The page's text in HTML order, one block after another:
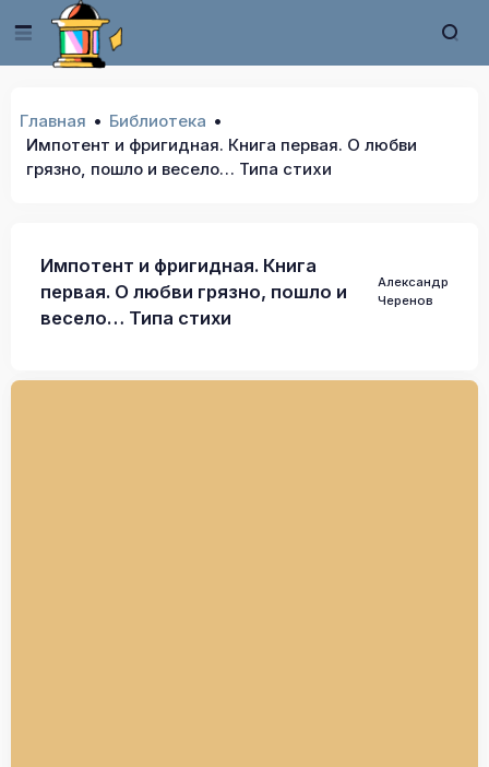
Главная
Библиотека
Импотент и фригидная. Книга первая. О любви
грязно, пошло и весело… Типа стихи
Импотент и фригидная. Книга
первая. О любви грязно, пошло и
весело… Типа стихи
Александр
Черенов